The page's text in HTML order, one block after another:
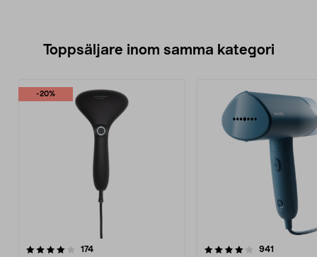
Toppsäljare inom samma kategori
-20%
174recensioner
4.0 av 5 stjärnor 941
4.0 av 5 stjärnor